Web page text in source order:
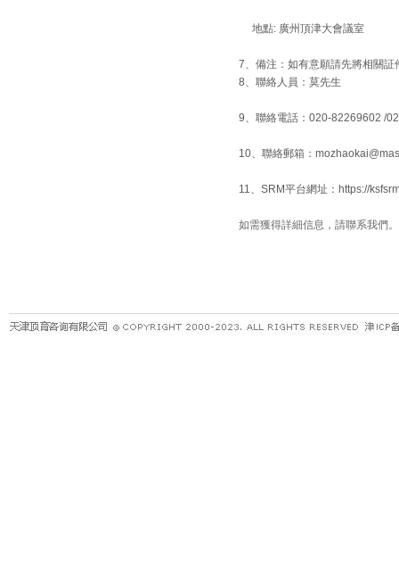
地點: 廣州頂津大會議室
7、備注：如有意願請先將相關証
8、 聯絡人員：莫先生
9、聯絡電話：020-82269602 /
10、聯絡郵箱：
11、SRM平台網址：https://
如需獲得詳細信息，請聯系我們。